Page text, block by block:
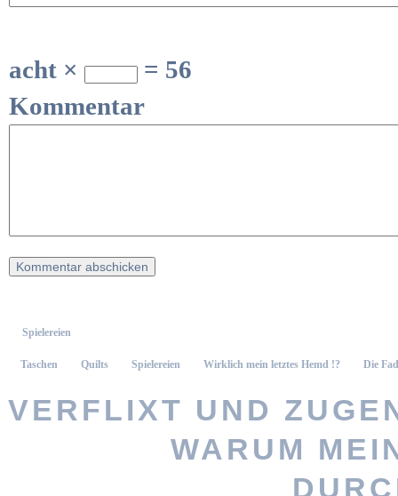
acht ×
= 56
Kommentar
Spielereien
Taschen Quilts Spielereien Wirklich mein letztes Hemd !? Die
VERFLIXT UND
WARUM